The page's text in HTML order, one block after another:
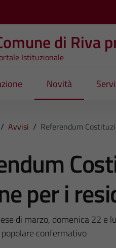
di Riva
Istituzionale
Novità
/ Avvisi / Referendum
per i
di marzo, domenica 22 e
confermativo